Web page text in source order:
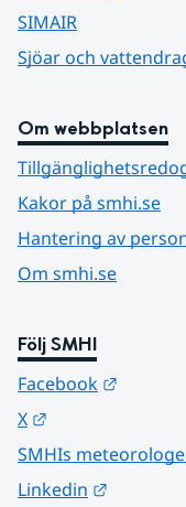
SIMAIR
Sjöar och
Om webbplatsen
Kakor på smhi.se
Hantering av
Om smhi.se
Följ SMHI
Facebook
X
SMHIs
Linkedin